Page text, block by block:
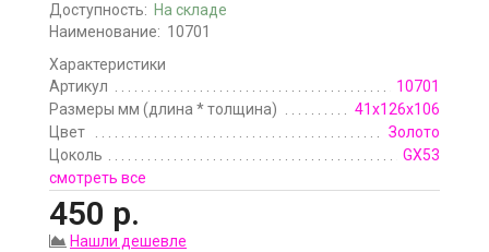
Доступность: На складе
Наименование: 10701
Характеристики
Артикул
10701
Размеры мм (длина * толщина)
41х126х106
Цвет
Золото
Цоколь
GX53
смотреть все
450 р.
Нашли дешевле